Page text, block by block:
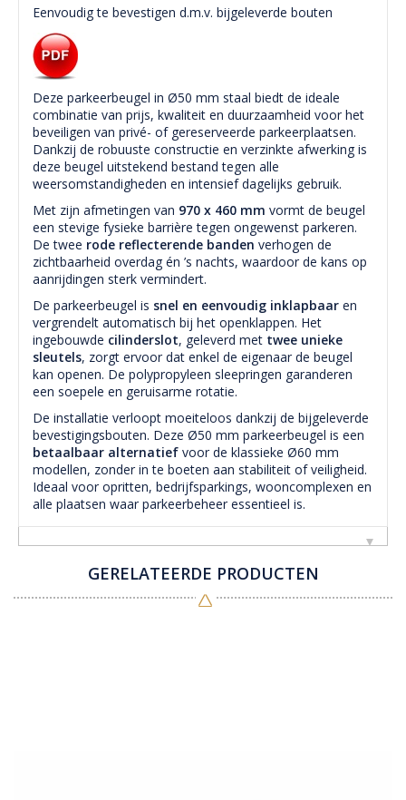
Eenvoudig te bevestigen d.m.v. bijgeleverde bouten
Deze parkeerbeugel in Ø50 mm staal biedt de ideale
combinatie van prijs, kwaliteit en duurzaamheid voor het
beveiligen van privé- of gereserveerde parkeerplaatsen.
Dankzij de robuuste constructie en verzinkte afwerking is
deze beugel uitstekend bestand tegen alle
weersomstandigheden en intensief dagelijks gebruik.
Met zijn afmetingen van 970 x 460 mm vormt de beugel
een stevige fysieke barrière tegen ongewenst parkeren.
De twee rode reflecterende banden verhogen de
zichtbaarheid overdag én ’s nachts, waardoor de kans op
aanrijdingen sterk vermindert.
De parkeerbeugel is snel en eenvoudig inklapbaar en
vergrendelt automatisch bij het openklappen. Het
ingebouwde cilinderslot, geleverd met twee unieke
sleutels, zorgt ervoor dat enkel de eigenaar de beugel
kan openen. De polypropyleen sleepringen garanderen
een soepele en geruisarme rotatie.
De installatie verloopt moeiteloos dankzij de bijgeleverde
bevestigingsbouten. Deze Ø50 mm parkeerbeugel is een
betaalbaar alternatief voor de klassieke Ø60 mm
modellen, zonder in te boeten aan stabiliteit of veiligheid.
Ideaal voor opritten, bedrijfsparkings, wooncomplexen en
alle plaatsen waar parkeerbeheer essentieel is.
GERELATEERDE PRODUCTEN